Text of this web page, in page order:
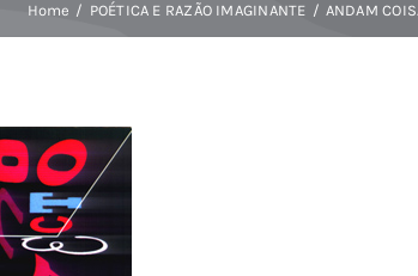
Home POÉTICA E RAZÃO IMAGINANTE ANDAM